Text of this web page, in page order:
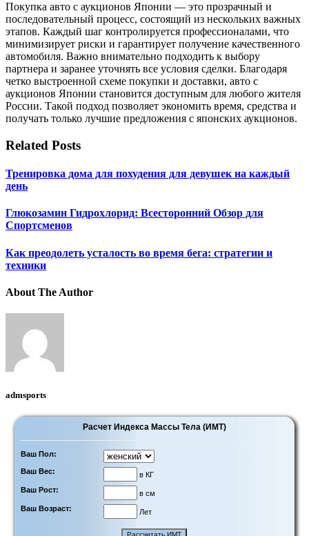
Покупка авто с аукционов Японии — это прозрачный и
последовательный процесс, состоящий из нескольких важных
этапов. Каждый шаг контролируется профессионалами, что
минимизирует риски и гарантирует получение качественного
автомобиля. Важно внимательно подходить к выбору
партнера и заранее уточнять все условия сделки. Благодаря
четко выстроенной схеме покупки и доставки, авто с
аукционов Японии становится доступным для любого жителя
России. Такой подход позволяет экономить время, средства и
получать только лучшие предложения с японских аукционов.
Related Posts
Тренировка дома для похудения для девушек на каждый
день
Глюкозамин Гидрохлорид: Всесторонний Обзор для
Спортсменов
Как преодолеть усталость во время бега: стратегии и
техники
About The Author
admsports
Расчет Индекса Массы Тела (ИМТ)
Ваш Пол:
Ваш Вес:
в КГ
Ваш Рост:
в см
Ваш Возраст:
Лет